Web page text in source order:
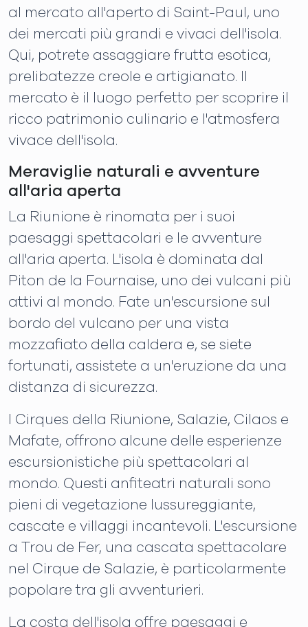
al mercato all'aperto di Saint-Paul, uno
dei mercati più grandi e vivaci dell'isola.
Qui, potrete assaggiare frutta esotica,
prelibatezze creole e artigianato. Il
mercato è il luogo perfetto per scoprire il
ricco patrimonio culinario e l'atmosfera
vivace dell'isola.
Meraviglie naturali e avventure
all'aria aperta
La Riunione è rinomata per i suoi
paesaggi spettacolari e le avventure
all'aria aperta. L'isola è dominata dal
Piton de la Fournaise, uno dei vulcani più
attivi al mondo. Fate un'escursione sul
bordo del vulcano per una vista
mozzafiato della caldera e, se siete
fortunati, assistete a un'eruzione da una
distanza di sicurezza.
I Cirques della Riunione, Salazie, Cilaos e
Mafate, offrono alcune delle esperienze
escursionistiche più spettacolari al
mondo. Questi anfiteatri naturali sono
pieni di vegetazione lussureggiante,
cascate e villaggi incantevoli. L'escursione
a Trou de Fer, una cascata spettacolare
nel Cirque de Salazie, è particolarmente
popolare tra gli avventurieri.
La costa dell'isola offre paesaggi e